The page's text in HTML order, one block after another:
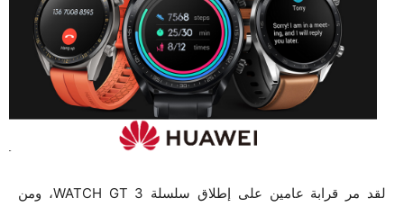
لقد مر قرابة عامين على إطلاق سلسلة WATCH GT 3، ومن